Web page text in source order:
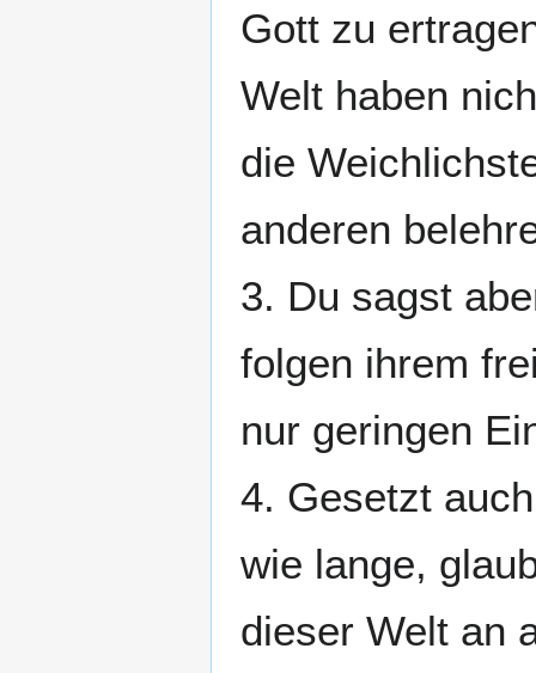
Gott zu
Welt haben
die
anderen
3. Du sagst
folgen ihrem
nur geringen
4. Gesetzt
wie lange,
dieser Welt an